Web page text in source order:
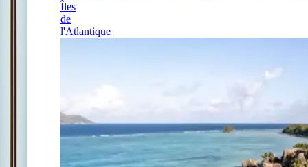
Îles
de
l'Atlantique